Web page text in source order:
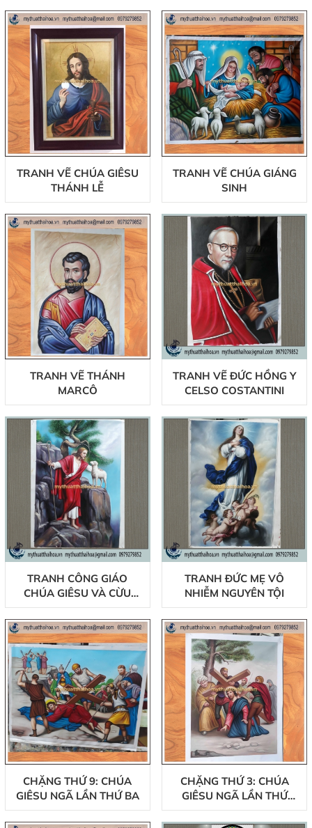
TRANH VẼ CHÚA GIÊSU
THÁNH LỄ
TRANH VẼ CHÚA GIÁNG
SINH
TRANH VẼ THÁNH
MARCÔ
TRANH VẼ ĐỨC HỒNG Y
CELSO COSTANTINI
TRANH CÔNG GIÁO
CHÚA GIÊSU VÀ CỪU
CON
TRANH ĐỨC MẸ VÔ
NHIỄM NGUYÊN TỘI
CHẶNG THỨ 9: CHÚA
GIÊSU NGÃ LẦN THỨ BA
CHẶNG THỨ 3: CHÚA
GIÊSU NGÃ LẦN THỨ
NHẤT